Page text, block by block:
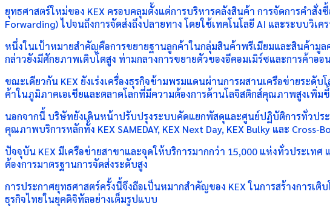
ยุทธศาสตร์ใหม่ของ KEX ครอบคลุมตั้งแต่การบริหารคลังสินค้า การจัดการคำสั่
Forwarding) ไปจนถึงการจัดส่งถึงปลายทาง โดยใช้เทคโนโลยี AI และระบบ
หนึ่งในเป้าหมายสำคัญคือการขยายฐานลูกค้าในกลุ่มสินค้าพรีเมียมและสินค้ามูล
กล่าวยังมีศักยภาพเติบโตสูง ท่ามกลางการขยายตัวของอีคอมเมิร์ซและการค้าอ
ขณะเดียวกัน KEX ยังเร่งเครื่องธุรกิจข้ามพรมแดนผ่านการผสานเครือข่ายระดั
ค้าในภูมิภาคเอเชียและตลาดโลกที่มีความต้องการด้านโลจิสติกส์คุณภาพสูงเพิ่ม
นอกจากนี้ บริษัทยังเดินหน้าปรับปรุงระบบคัดแยกพัสดุและศูนย์ปฏิบัติการทั่วปร
คุณภาพบริการหลักทั้ง KEX SAMEDAY, KEX Next Day, KEX Bulky และ
ปัจจุบัน KEX มีเครือข่ายสาขาและจุดให้บริการมากกว่า 15,000 แห่งทั่วประเท
ต้องการมาตรฐานการจัดส่งระดับสูง
การประกาศยุทธศาสตร์ครั้งนี้จึงถือเป็นหมากสำคัญของ KEX ในการสร้างการเ
ธุรกิจไทยในยุคดิจิทัลอย่างเต็มรูปแบบ